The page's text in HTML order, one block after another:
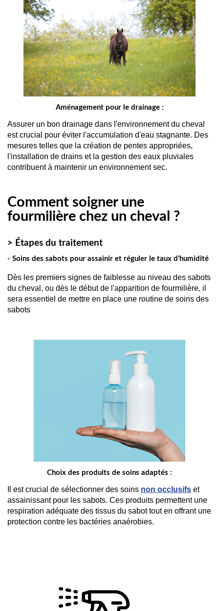
Aménagement pour le drainage :
Assurer un bon drainage dans l'environnement du cheval
est crucial pour éviter l'accumulation d'eau stagnante. Des
mesures telles que la création de pentes appropriées,
l'installation de drains et la gestion des eaux pluviales
contribuent à maintenir un environnement sec.
Comment soigner une
fourmilière chez un cheval ?
> Étapes du traitement
- Soins des sabots pour assainir et réguler le taux d’humidité
Dès les premiers signes de faiblesse au niveau des sabots
du cheval, ou dès le début de l'apparition de fourmilière, il
sera essentiel de mettre en place une routine de soins des
sabots
Choix des produits de soins adaptés :
Il est crucial de sélectionner des soins non occlusifs et
assainissant pour les sabots. Ces produits permettent une
respiration adéquate des tissus du sabot tout en offrant une
protection contre les bactéries anaérobies.